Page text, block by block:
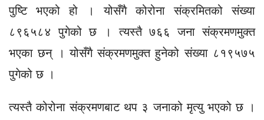
पुष्टि भएको हो । योसँगै कोरोना संक्रमितको संख्या
८९६५८४ पुगेको छ । त्यस्तै ७६६ जना संक्रमणमुक्त
भएका छन् । योसँगै संक्रमणमुक्त हुनेको संख्या ८१९५७५
पुगेको छ ।
त्यस्तै कोरोना संक्रमणबाट थप ३ जनाको मृत्यु भएको छ ।